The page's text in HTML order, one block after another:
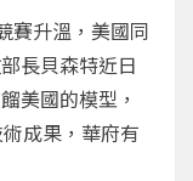
賽升溫，美國同
長貝森特近日
美國的模型，
成果，華府有